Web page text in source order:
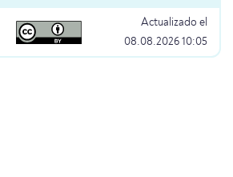
Actualizado el
08.08.2026 10:05